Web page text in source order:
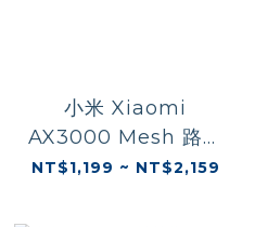
小米 Xiaomi
AX3000 Mesh 路由
器(一件裝/兩件裝)
NT$1,199 ~ NT$2,159